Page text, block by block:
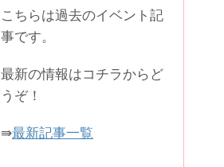
こちらは過去のイベント記
事です。
最新の情報はコチラからど
うぞ！
⇛最新記事一覧